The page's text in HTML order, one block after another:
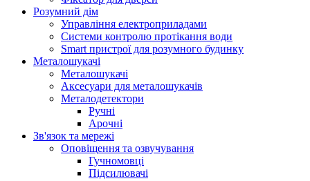
Розумний дім
Управління електроприладами
Системи контролю протікання води
Smart пристрої для розумного будинку
Металошукачі
Металошукачі
Аксесуари для металошукачів
Металодетектори
Ручні
Арочні
Зв'язок та мережі
Оповіщення та озвучування
Гучномовці
Підсилювачі